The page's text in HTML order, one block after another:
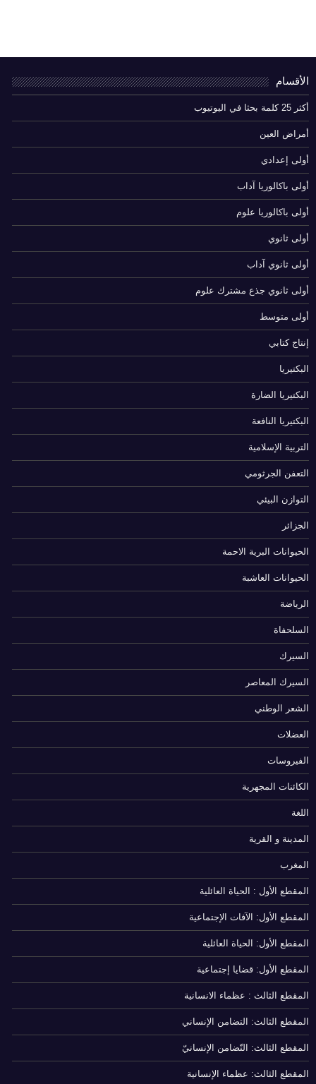
الأقسام
أكثر 25 كلمة بحثا في اليوتيوب
أمراض العين
أولى إعدادي
أولى باكالوريا آداب
أولى باكالوريا علوم
أولى ثانوي
أولى ثانوي آداب
أولى ثانوي جذع مشترك علوم
أولى متوسط
إنتاج كتابي
البكتيريا
البكتيريا الضارة
البكتيريا النافعة
التربية الإسلامية
التعفن الجرثومي
التوازن البيئي
الجزائر
الحيوانات البرية الاحمة
الحيوانات العاشبة
الرياضة
السلحفاة
السيرك
السيرك المعاصر
الشعر الوطني
العضلات
الفيروسات
الكائنات المجهرية
اللغة
المدينة و القرية
المغرب
المقطع الأول : الحياة العائلية
المقطع الأول: الآفات الإجتماعية
المقطع الأول: الحياة العائلية
المقطع الأول: قضايا إجتماعية
المقطع الثالث : عظماء الانسانية
المقطع الثالث: التضامن الإنساني
المقطع الثالث: التّضامن الإنسانيّ
المقطع الثالث: عظماء الإنسانية